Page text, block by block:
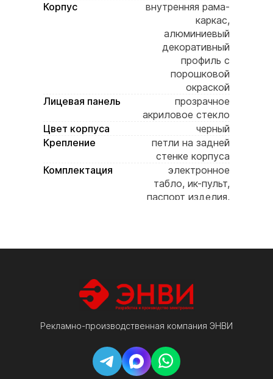
Корпус
внутренняя рама-
каркас,
алюминиевый
декоративный
профиль с
порошковой
окраской
Лицевая панель
прозрачное
акриловое стекло
Цвет корпуса
черный
Крепление
петли на задней
стенке корпуса
Комплектация
электронное
табло, ик-пульт,
паспорт изделия,
Рекламно-производственная компания ЭНВИ